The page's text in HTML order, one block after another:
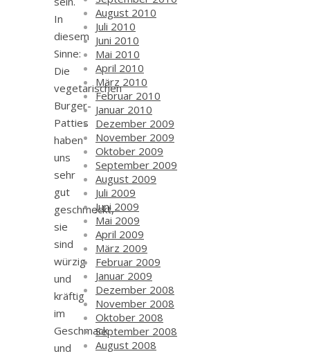
In
diesem
Sinne:
Die
vegetarischen
Burger-
Patties
haben
uns
sehr
gut
geschmeckt,
sie
sind
würzig
und
kräftig
im
Geschmack
und
August 2010
Juli 2010
Juni 2010
Mai 2010
April 2010
März 2010
Februar 2010
Januar 2010
Dezember 2009
November 2009
Oktober 2009
September 2009
August 2009
Juli 2009
Juni 2009
Mai 2009
April 2009
März 2009
Februar 2009
Januar 2009
Dezember 2008
November 2008
Oktober 2008
September 2008
August 2008